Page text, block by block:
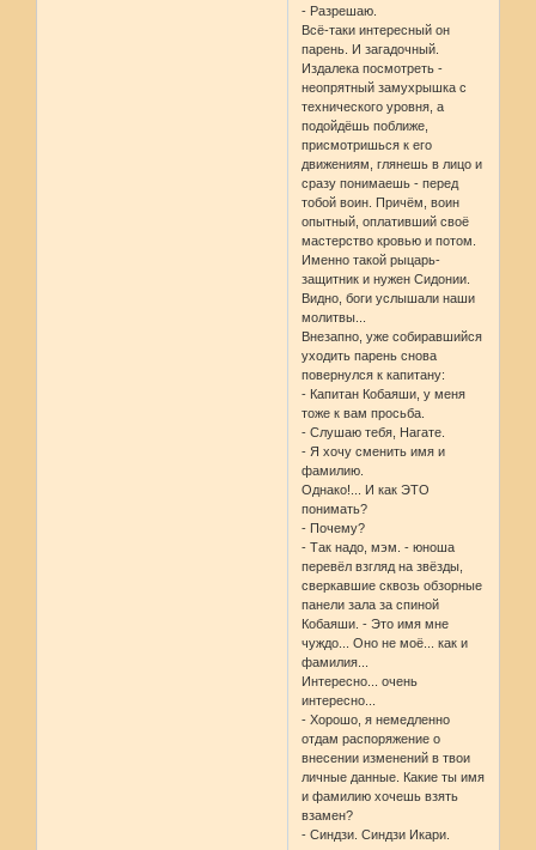
- Разрешаю.
Всё-таки интересный он
парень. И загадочный.
Издалека посмотреть -
неопрятный замухрышка с
технического уровня, а
подойдёшь поближе,
присмотришься к его
движениям, глянешь в лицо и
сразу понимаешь - перед
тобой воин. Причём, воин
опытный, оплативший своё
мастерство кровью и потом.
Именно такой рыцарь-
защитник и нужен Сидонии.
Видно, боги услышали наши
молитвы...
Внезапно, уже собиравшийся
уходить парень снова
повернулся к капитану:
- Капитан Кобаяши, у меня
тоже к вам просьба.
- Слушаю тебя, Нагате.
- Я хочу сменить имя и
фамилию.
Однако!... И как ЭТО
понимать?
- Почему?
- Так надо, мэм. - юноша
перевёл взгляд на звёзды,
сверкавшие сквозь обзорные
панели зала за спиной
Кобаяши. - Это имя мне
чуждо... Оно не моё... как и
фамилия...
Интересно... очень
интересно...
- Хорошо, я немедленно
отдам распоряжение о
внесении изменений в твои
личные данные. Какие ты имя
и фамилию хочешь взять
взамен?
- Синдзи. Синдзи Икари.